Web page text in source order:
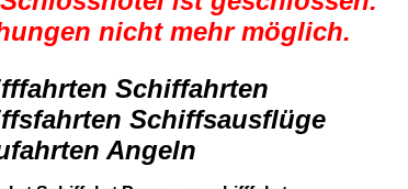
nicht mehr möglich.
Schiffahrten
Schiffsausflüge
Angeln